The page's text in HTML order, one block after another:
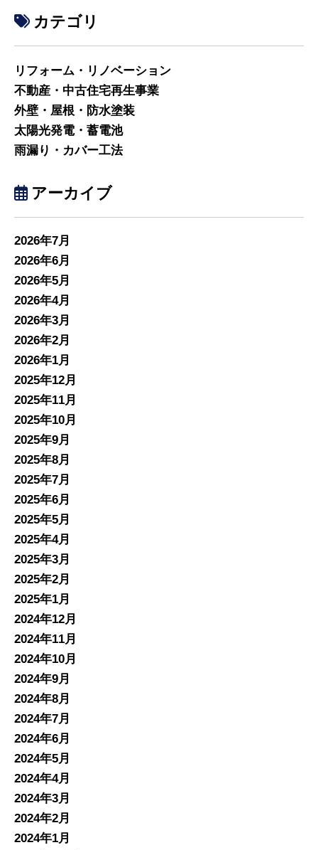
カテゴリ
リフォーム・リノベーション
不動産・中古住宅再生事業
外壁・屋根・防水塗装
太陽光発電・蓄電池
雨漏り・カバー工法
アーカイブ
2026年7月
2026年6月
2026年5月
2026年4月
2026年3月
2026年2月
2026年1月
2025年12月
2025年11月
2025年10月
2025年9月
2025年8月
2025年7月
2025年6月
2025年5月
2025年4月
2025年3月
2025年2月
2025年1月
2024年12月
2024年11月
2024年10月
2024年9月
2024年8月
2024年7月
2024年6月
2024年5月
2024年4月
2024年3月
2024年2月
2024年1月